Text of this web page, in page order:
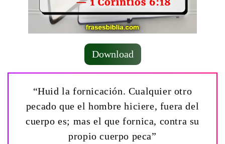
Download
“Huid la fornicación. Cualquier otro
pecado que el hombre hiciere, fuera del
cuerpo es; mas el que fornica, contra su
propio cuerpo peca”